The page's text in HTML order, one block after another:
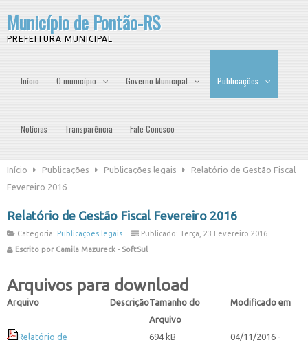
Município de Pontão-RS
PREFEITURA MUNICIPAL
Início O município Governo Municipal Publicações
Notícias Transparência Fale Conosco
Início Publicações Publicações legais
Relatório de Gestão Fiscal
Fevereiro 2016
Relatório de Gestão Fiscal Fevereiro 2016
Categoria: Publicações legais
Publicado: Terça, 23 Fevereiro 2016
Escrito por Camila Mazureck - SoftSul
Arquivos para download
Arquivo DescriçãoTamanho do
Arquivo
Modificado em
Relatório de
694 kB
04/11/2016 -